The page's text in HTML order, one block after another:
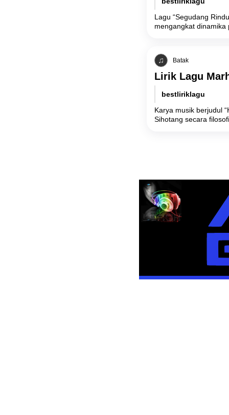
Lagu “Segudang
mengangkat dinamika
Batak
Lirik Lagu
bestliriklagu
Karya musik berjudul
Sihotang secara